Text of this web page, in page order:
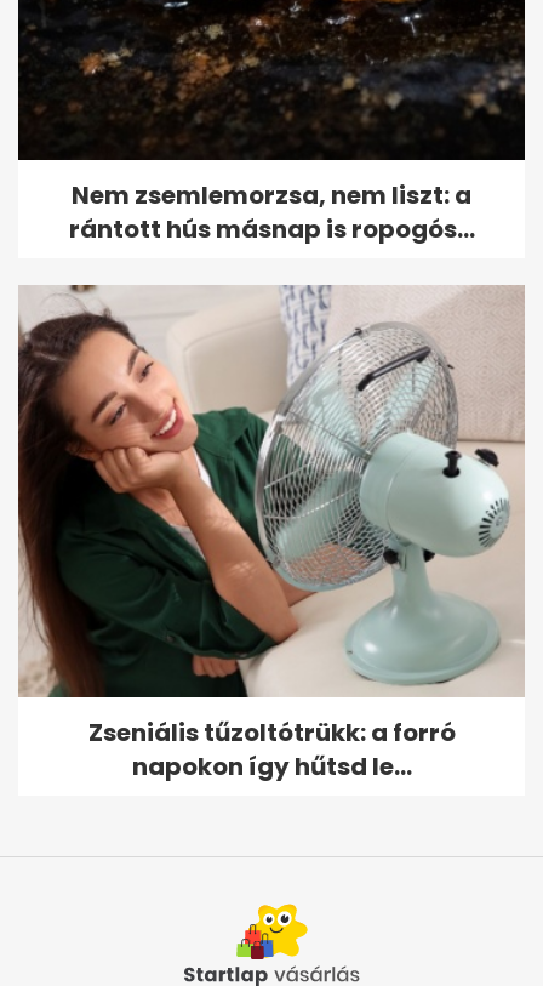
Nem zsemlemorzsa, nem liszt: a
rántott hús másnap is ropogós...
Zseniális tűzoltótrükk: a forró
napokon így hűtsd le...